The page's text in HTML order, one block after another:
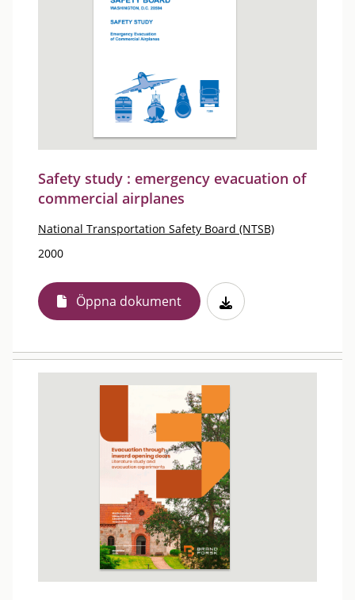
Safety study : emergency evacuation of
commercial airplanes
National Transportation Safety Board (NTSB)
2000
Öppna dokument